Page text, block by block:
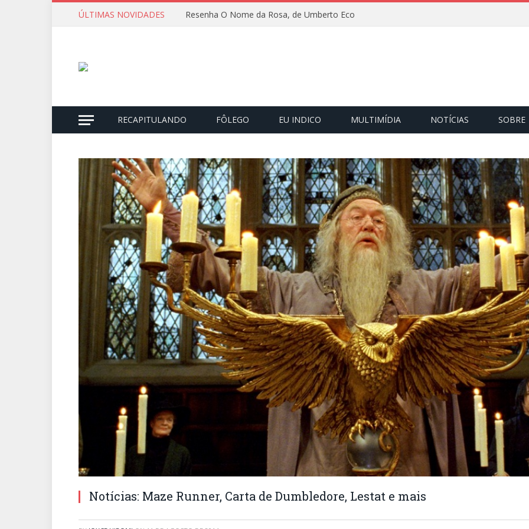
ÚLTIMAS NOVIDADES Resenha O Nome da Rosa, de Umberto Eco
RECAPITULANDO FÔLEGO EU INDICO MULTIMÍDIA NOTÍCIAS SOBRE
Notícias: Maze Runner, Carta de Dumbledore, Lestat e mais